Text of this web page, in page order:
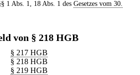
1 Abs. 1, 18 Abs. 1 des Gesetzes vom 30.
von § 218 HGB
§ 217 HGB
§ 218 HGB
§ 219 HGB